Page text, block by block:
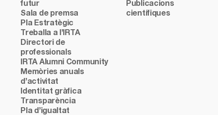
futur
Sala de premsa
Pla Estratègic
Treballa a l’IRTA
Directori de
professionals
IRTA Alumni Community
Memòries anuals
d’activitat
Identitat gràfica
Transparència
Pla d’igualtat
Publicacions
científiques